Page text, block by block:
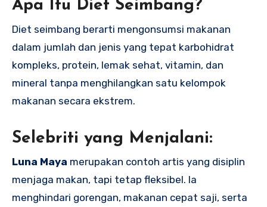
Apa Itu Diet Seimbang?
Diet seimbang berarti mengonsumsi makanan
dalam jumlah dan jenis yang tepat karbohidrat
kompleks, protein, lemak sehat, vitamin, dan
mineral tanpa menghilangkan satu kelompok
makanan secara ekstrem.
Selebriti yang Menjalani:
Luna Maya merupakan contoh artis yang disiplin
menjaga makan, tapi tetap fleksibel. Ia
menghindari gorengan, makanan cepat saji, serta